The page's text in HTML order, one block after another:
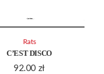
C’EST DISCO
92.00 zł
Rats